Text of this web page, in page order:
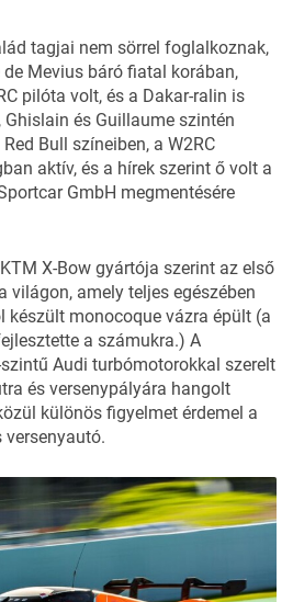
tagjai nem sörrel foglalkoznak,
Mevius báró fiatal korában,
pilóta volt, és a Dakar-ralin is
és Guillaume szintén
Bull színeiben, a W2RC
aktív, és a hírek szerint ő volt a
GmbH megmentésére
KTM X-Bow gyártója szerint az első
világon, amely teljes egészében
készült monocoque vázra épült (a
a számukra.) A
Audi turbómotorokkal szerelt
és versenypályára hangolt
különös figyelmet érdemel a